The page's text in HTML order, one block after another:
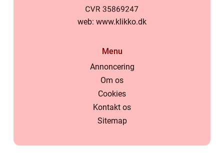
web: www.klikko.dk
Menu
Annoncering
Om os
Cookies
Kontakt os
Sitemap